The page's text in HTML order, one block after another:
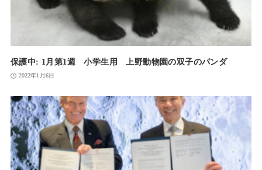
保護中: 1月第1週 小学生用 上野動物園の双子のパンダ
2022年1月6日